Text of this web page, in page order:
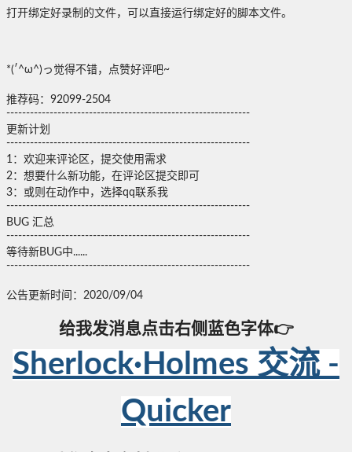
打开绑定好录制的文件，可以直接运行绑定好的脚本文件。
*(′^ω^)っ觉得不错，点赞好评吧~
推荐码：92099-2504
--------------------------------------------------------------
更新计划
--------------------------------------------------------------
1：欢迎来评论区，提交使用需求
2：想要什么新功能，在评论区提交即可
3：或则在动作中，选择qq联系我
--------------------------------------------------------------
BUG 汇总
--------------------------------------------------------------
等待新BUG中......
--------------------------------------------------------------
公告更新时间：2020/09/04
给我发消息点击右侧蓝色字体👉
Sherlock·Holmes 交流 -
Quicker